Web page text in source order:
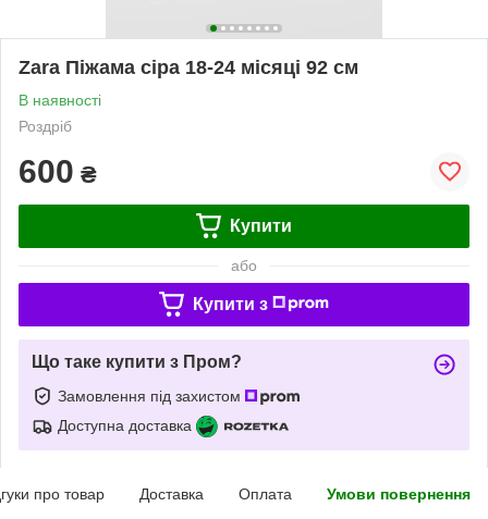
Zara Піжама сіра 18-24 місяці 92 см
В наявності
Роздріб
600 ₴
Купити
або
Купити з
Що таке купити з Пром?
Замовлення під захистом
Доступна доставка
про товар Доставка Оплата Умови повернення